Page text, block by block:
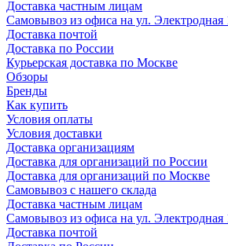
Доставка частным лицам
Самовывоз из офиса на ул. Электродная
Доставка почтой
Доставка по России
Курьерская доставка по Москве
Обзоры
Бренды
Как купить
Условия оплаты
Условия доставки
Доставка организациям
Доставка для организаций по России
Доставка для организаций по Москве
Самовывоз с нашего склада
Доставка частным лицам
Самовывоз из офиса на ул. Электродная
Доставка почтой